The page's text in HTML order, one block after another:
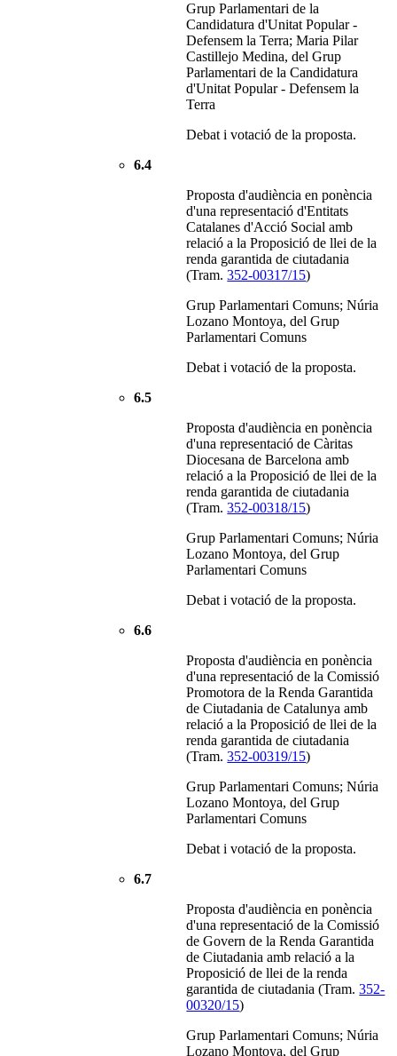
Grup Parlamentari de la
Candidatura d'Unitat Popular -
Defensem la Terra; Maria Pilar
Castillejo Medina, del Grup
Parlamentari de la Candidatura
d'Unitat Popular - Defensem la
Terra
Debat i votació de la proposta.
6.4
Proposta d'audiència en ponència
d'una representació d'Entitats
Catalanes d'Acció Social amb
relació a la Proposició de llei de la
renda garantida de ciutadania
(Tram.352-00317/15)
Grup Parlamentari Comuns; Núria
Lozano Montoya, del Grup
Parlamentari Comuns
Debat i votació de la proposta.
6.5
Proposta d'audiència en ponència
d'una representació de Càritas
Diocesana de Barcelona amb
relació a la Proposició de llei de la
renda garantida de ciutadania
(Tram.352-00318/15)
Grup Parlamentari Comuns; Núria
Lozano Montoya, del Grup
Parlamentari Comuns
Debat i votació de la proposta.
6.6
Proposta d'audiència en ponència
d'una representació de la Comissió
Promotora de la Renda Garantida
de Ciutadania de Catalunya amb
relació a la Proposició de llei de la
renda garantida de ciutadania
(Tram.352-00319/15)
Grup Parlamentari Comuns; Núria
Lozano Montoya, del Grup
Parlamentari Comuns
Debat i votació de la proposta.
6.7
Proposta d'audiència en ponència
d'una representació de la Comissió
de Govern de la Renda Garantida
de Ciutadania amb relació a la
Proposició de llei de la renda
garantida de ciutadania (Tram.352-
00320/15)
Grup Parlamentari Comuns; Núria
Lozano Montoya, del Grup